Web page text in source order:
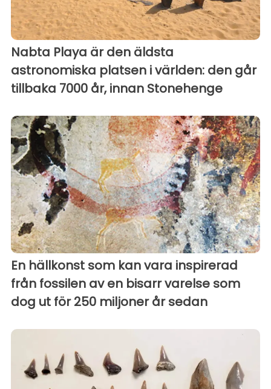
Nabta Playa är den äldsta
astronomiska platsen i världen: den går
tillbaka 7000 år, innan Stonehenge
En hällkonst som kan vara inspirerad
från fossilen av en bisarr varelse som
dog ut för 250 miljoner år sedan